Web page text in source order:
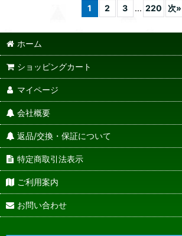
1 2 3 ... 220 次»
ホーム
ショッピングカート
マイページ
会社概要
返品/交換・保証について
特定商取引法表示
ご利用案内
お問い合わせ